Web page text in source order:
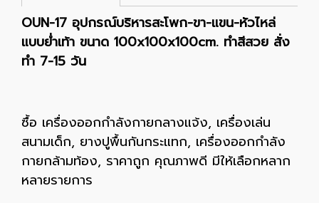
OUN-17 อุปกรณ์บริหารสะโพก-ขา-แขน-หัวไหล่
แบบย่ำเท้า ขนาด 100x100x100cm. ทำสีสวย สั่ง
ทำ 7-15 วัน
ซื้อ เครื่องออกกำลังกายกลางแจ้ง, เครื่องเล่น
สนามเด็ก, ยางปูพื้นกันกระแทก, เครื่องออกกำลัง
กายกล้ามท้อง, ราคาถูก คุณภาพดี มีให้เลือกหลาก
หลายรายการ